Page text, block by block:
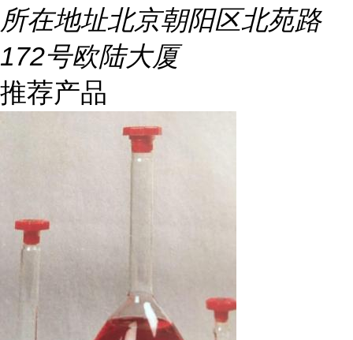
所在地址北京朝阳区北苑路
172号欧陆大厦
推荐产品